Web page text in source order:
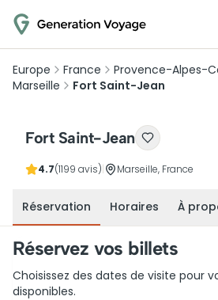
Europe France
Provence-Alpes-
Marseille
Fort Saint-Jean
Fort Saint-Jean
4.7(1199 avis) Marseille, France
Réservation Horaires À
Réservez vos billets
Choisissez des dates de visite pour
disponibles.